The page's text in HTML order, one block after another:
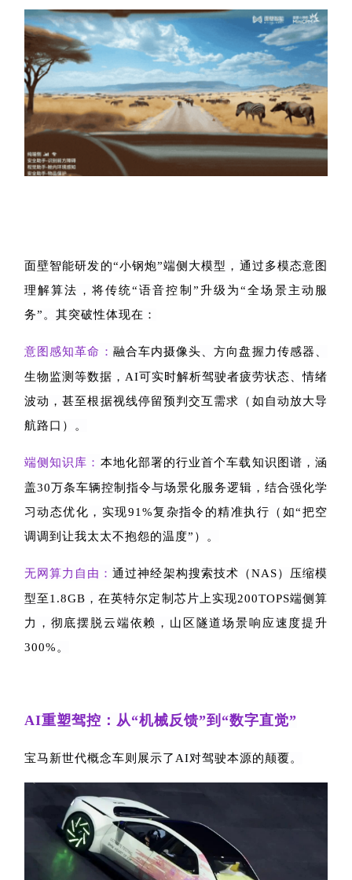
面壁智能研发的“小钢炮”端侧大模型，通过多模态意图
理解算法，将传统“语音控制”升级为“全场景主动服
务”。其突破性体现在：
意图感知革命： 融合车内摄像头、方向盘握力传感器、
生物监测等数据， AI可实时解析驾驶者疲劳状态、情绪
波动，甚至根据视线停留预判交互需求（如自动放大导
航路口）。
端侧知识库： 本地化部署的行业首个车载知识图谱，涵
盖30万条车辆控制指令与场景化服务逻辑，结合强化学
习动态优化，实现91%复杂指令的精准执行（如“把空
调调到让我太太不抱怨的温度”）。
无网算力自由：通过神经架构搜索技术（NAS）压缩模
型至1.8GB ，在英特尔定制芯片上实现200TOPS端侧算
力，彻底摆脱云端依赖，山区隧道场景响应速度提升
300% 。
AI重塑驾控：从“机械反馈”到“数字直觉”
宝马新世代概念车则展示了 AI对驾驶本源的颠覆。